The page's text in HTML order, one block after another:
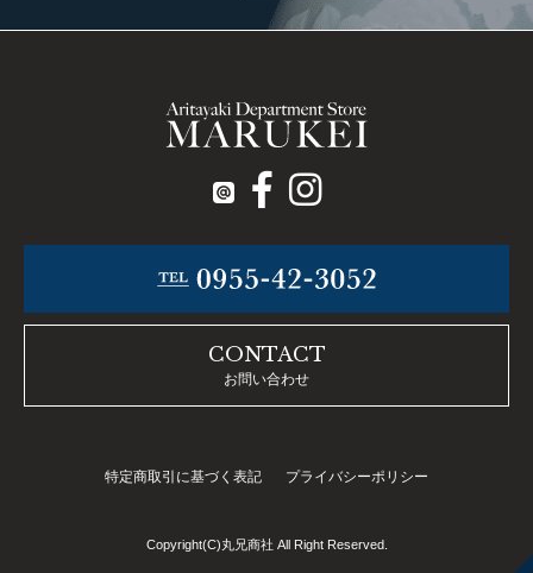
CONTACT
お問い合わせ
特定商取引に基づく表記 プライバシーポリシー
Copyright(C)丸兄商社 All Right Reserved.